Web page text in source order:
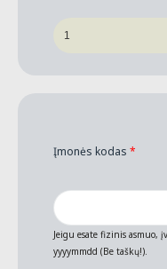
Įmonės kodas *
Jeigu esate fizinis asmuo,
yyyymmdd (Be taškų!).